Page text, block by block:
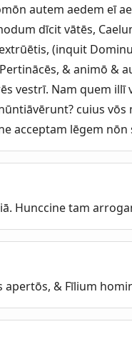
autem aedem eī
dīcit vātēs,
(inquit
& animō &
vestrī. Nam quem
cuius
acceptam lēgem nōn
Hunccine tam
apertōs, & Fīlium